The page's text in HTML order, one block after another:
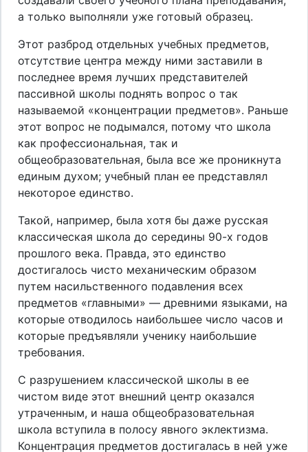
а только выполняли уже готовый образец.
Этот разброд отдельных учебных предметов,
отсутствие центра между ними заставили в
последнее время лучших представителей
пассивной школы поднять вопрос о так
называемой «концентрации предметов». Раньше
этот вопрос не подымался, потому что школа
как профессиональная, так и
общеобразовательная, была все же проникнута
единым духом; учебный план ее представлял
некоторое единство.
Такой, например, была хотя бы даже русская
классическая школа до середины 90-х годов
прошлого века. Правда, это единство
достигалось чисто механическим образом
путем насильственного подавления всех
предметов «главными» — древними языками, на
которые отводилось наибольшее число часов и
которые предъявляли ученику наибольшие
требования.
С разрушением классической школы в ее
чистом виде этот внешний центр оказался
утраченным, и наша общеобразовательная
школа вступила в полосу явного эклектизма.
Концентрация предметов достигалась в ней уже